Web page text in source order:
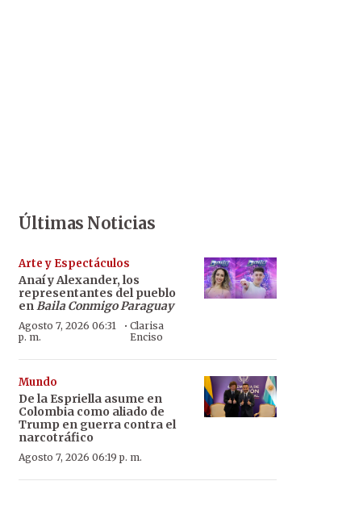
Últimas Noticias
Arte y Espectáculos
Anaí y Alexander, los
representantes del pueblo
enBaila Conmigo Paraguay
Agosto 7, 2026 06:31
p. m.
· Clarisa
Enciso
Mundo
De la Espriella asume en
Colombia como aliado de
Trump en guerra contra el
narcotráfico
Agosto 7, 2026 06:19 p. m.